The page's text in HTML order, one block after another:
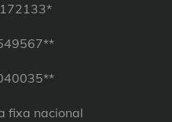
fixa nacional